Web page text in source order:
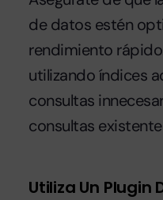
de datos estén
rendimiento
utilizando índices
consultas
consultas
Utiliza Un Plugin